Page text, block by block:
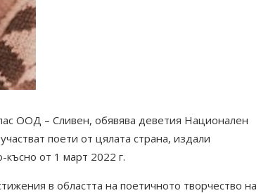
ООД – Сливен, обявява деветия Национален
поети от цялата страна, издали
късно от 1 март 2022 г.
в областта на поетичното творчество на